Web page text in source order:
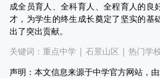
成全员育人、全科育人、全程育人的良
才，为学生的终生成长奠定了坚实的基
出了突出贡献。
关键词： 重点中学 | 石景山区 | 热门学
声明：本文信息来源于中学官方网站，